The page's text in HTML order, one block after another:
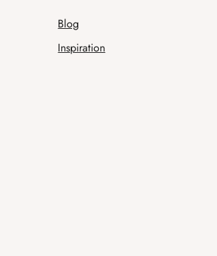
Blog
Inspiration